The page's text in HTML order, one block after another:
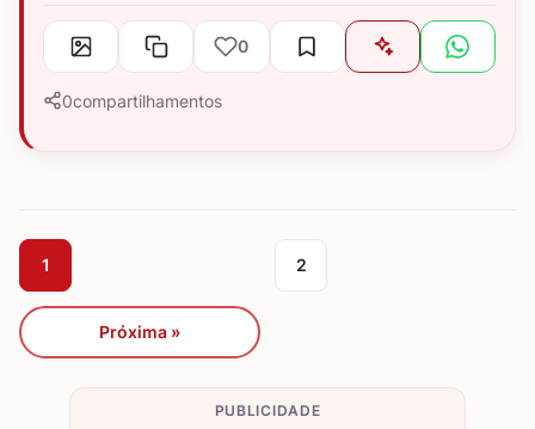
0
0compartilhamentos
1 2
Próxima »
PUBLICIDADE